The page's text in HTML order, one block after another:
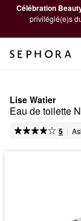
Célébration
privilégié(e)s
Lise Watier
Eau de toilette
5 |